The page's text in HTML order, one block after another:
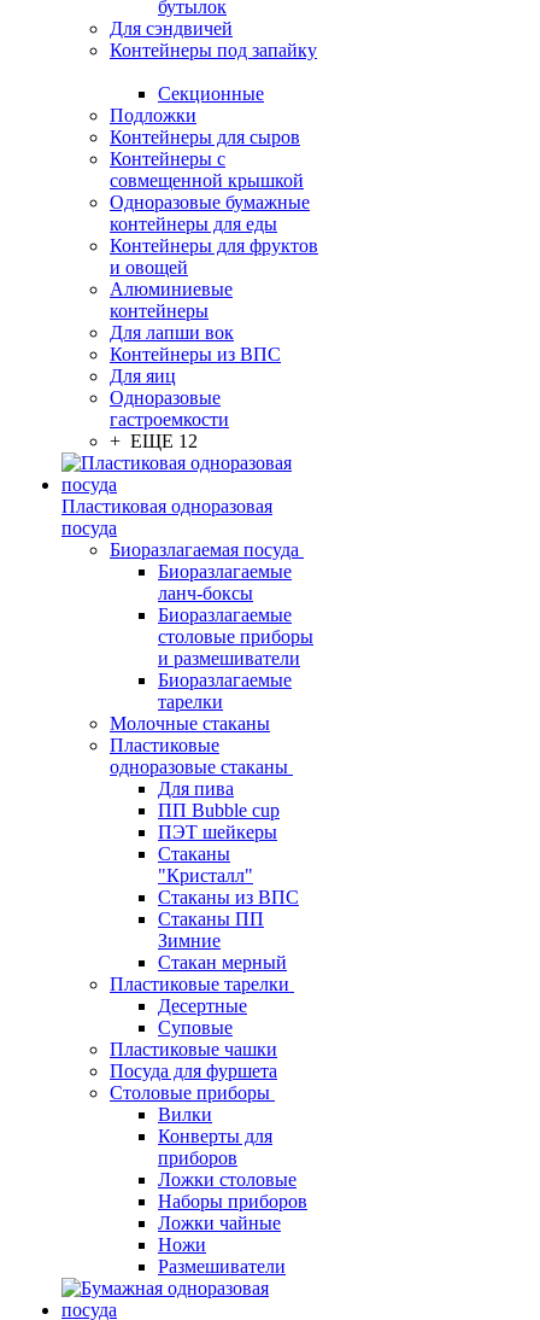
бутылок
Для сэндвичей
Контейнеры под запайку
Секционные
Подложки
Контейнеры для сыров
Контейнеры с
совмещенной крышкой
Одноразовые бумажные
контейнеры для еды
Контейнеры для фруктов
и овощей
Алюминиевые
контейнеры
Для лапши вок
Контейнеры из ВПС
Для яиц
Одноразовые
гастроемкости
+ ЕЩЕ 12
Пластиковая одноразовая
посуда
Биоразлагаемая посуда
Биоразлагаемые
ланч-боксы
Биоразлагаемые
столовые приборы
и размешиватели
Биоразлагаемые
тарелки
Молочные стаканы
Пластиковые
одноразовые стаканы
Для пива
ПП Bubble cup
ПЭТ шейкеры
Стаканы
"Кристалл"
Стаканы из ВПС
Стаканы ПП
Зимние
Стакан мерный
Пластиковые тарелки
Десертные
Суповые
Пластиковые чашки
Посуда для фуршета
Столовые приборы
Вилки
Конверты для
приборов
Ложки столовые
Наборы приборов
Ложки чайные
Ножи
Размешиватели